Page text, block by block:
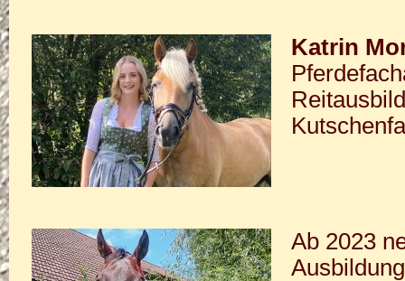
Katrin
Ab 2023